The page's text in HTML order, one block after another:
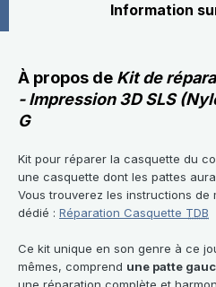
Information
À propos de Kit de
- Impression 3D SLS
G
Kit pour réparer la casquette du
une casquette dont les pattes
Vous trouverez les instructions de
dédié : Réparation Casquette TDB
Ce kit unique en son genre à ce
mêmes, comprend une patte